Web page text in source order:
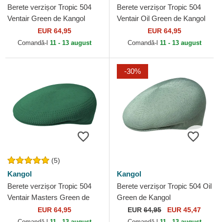
Berete verzișor Tropic 504
Ventair Green de Kangol
EUR 64,95
Comandă-l 11 - 13 august
Berete verzișor Tropic 504
Ventair Oil Green de Kangol
EUR 64,95
Comandă-l 11 - 13 august
(5)
Kangol
Berete verzișor Tropic 504
Ventair Masters Green de
EUR 64,95
-30%
Kangol
Berete verzișor Tropic 504 Oil
Green de Kangol
EUR 64,95 EUR 45,47